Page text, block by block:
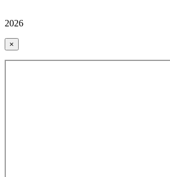
2026
×